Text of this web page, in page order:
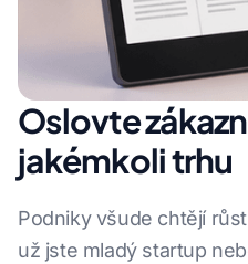
Oslovte
jakémkoli trhu
Podniky všude chtějí
už jste mladý startup